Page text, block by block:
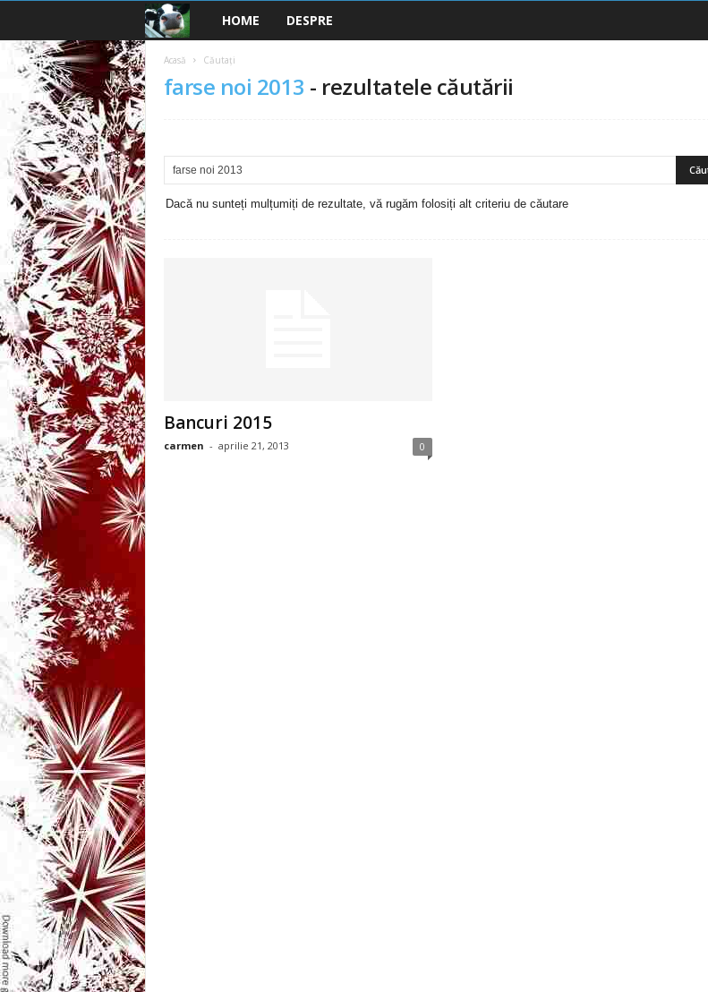
a
n
u
HOME DESPRE
Acasă Căutați
farse noi 2013 - rezultatele căutării
Dacă nu sunteți mulțumiți de rezultate, vă rugăm folosiți alt criteriu de căutare
Bancuri 2015
carmen - aprilie 21, 2013 0